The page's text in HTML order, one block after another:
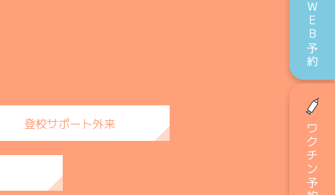
WEB予約
ワクチン予約
登校サポート外来